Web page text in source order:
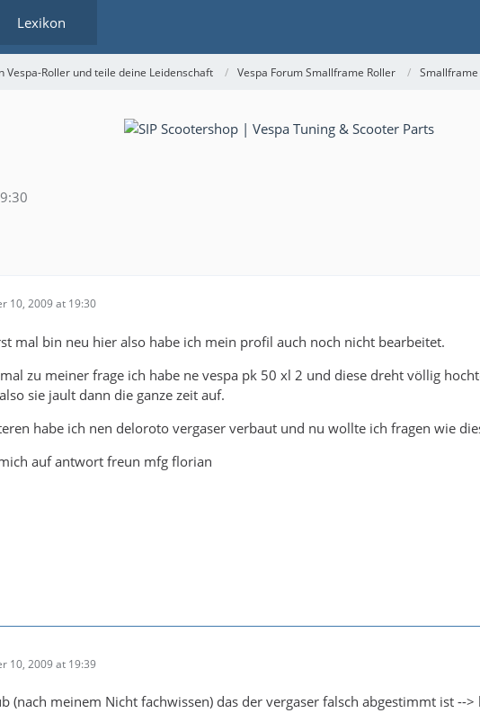
Lexikon
Vespa-Roller und teile deine Leidenschaft Vespa Forum Smallframe Roller
10, 2009 at 19:30
mal bin neu hier also habe ich mein profil auch noch nicht bearbeitet.
zu meiner frage ich habe ne vespa pk 50 xl 2 und diese dreht völlig
sie jault dann die ganze zeit auf.
habe ich nen deloroto vergaser verbaut und nu wollte ich fragen wie
auf antwort freun mfg florian
10, 2009 at 19:39
(nach meinem Nicht fachwissen) das der vergaser falsch abgestimmt ist --